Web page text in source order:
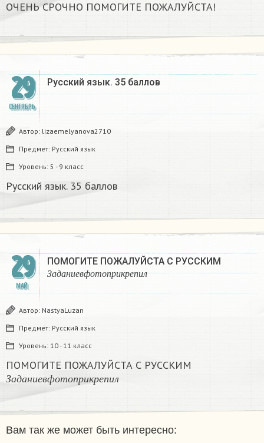
ОЧЕНЬ СРОЧНО ПОМОГИТЕ ПОЖАЛУЙСТА!
29
СЕНТЯБРЬ
Русский язык. 35 баллов
Автор: lizaemelyanova2710
Предмет: Русский язык
Уровень: 5 - 9 класс
Русский язык. 35 баллов
29
МАЙ
ПОМОГИТЕ ПОЖАЛУЙСТА С РУССКИМ
З а д а н и е в ф о т о пр и кр е пил
З ад в
Автор: NastyaLuzan
Предмет: Русский язык
Уровень: 10 - 11 класс
ПОМОГИТЕ ПОЖАЛУЙСТА С РУССКИМ
З а д а н и е в ф о т о п р и кр е п ил
Задани евфо топрикрепил
Вам так же может быть интересно: